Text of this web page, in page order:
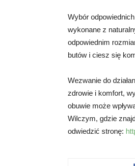
Wybór
wykonane z
odpowiednim
butów i ciesz się
Wezwanie do
zdrowie i komfort,
obuwie może
Wilczym, gdzie
odwiedzić stronę: